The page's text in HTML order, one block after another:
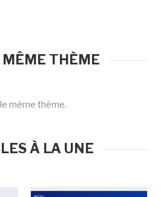
MÊME THÈME
même thème.
À LA UNE